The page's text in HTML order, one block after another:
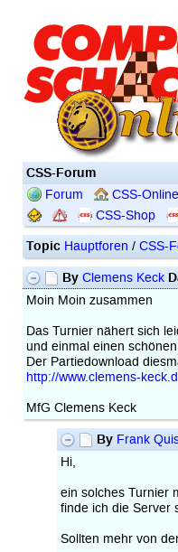
CSS-Forum
Forum CSS-Online
CSS-Shop
Topic Hauptforen / CSS-
By Clemens Keck
Moin Moin zusammen
Das Turnier nähert sich
und einmal einen
Der Partiedownload
http://www.clemens-
MfG Clemens Keck
By Frank
Hi,
ein solches Turnier
finde ich die Server
Sollten mehr von